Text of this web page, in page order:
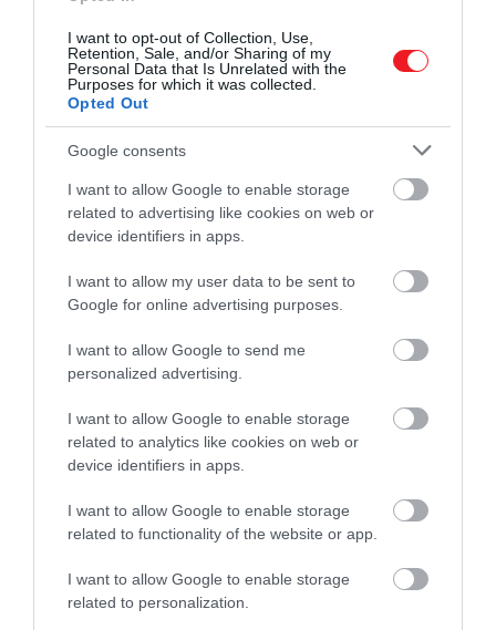
I want to opt-out of Collection, Use,
Retention, Sale, and/or Sharing of my
Personal Data that Is Unrelated with the
Purposes for which it was collected.
Opted Out
Google consents
I want to allow Google to enable storage
related to advertising like cookies on web or
device identifiers in apps.
I want to allow my user data to be sent to
Google for online advertising purposes.
I want to allow Google to send me
personalized advertising.
I want to allow Google to enable storage
related to analytics like cookies on web or
device identifiers in apps.
I want to allow Google to enable storage
related to functionality of the website or app.
I want to allow Google to enable storage
related to personalization.
minden apró, rezgő húrokból áll. Feltételezi azt is,
hogy az általunk tapasztaltnál több dimenzió
létezik. Ezek az extra dimenziók olyan sűrűn vannak
egymás mellé tömörítve, hogy nem vesszük észre
mindet. Az egyes tömörítési módok különböző
mikrofizikai világegyetemeket hozhatnak létre.
Ha a fizikai valóság valóban ilyen, akkor van
más fizikával rendelkező −, univerzumokat
kutassunk, és megvizsgáljuk, milyen paraméterek
melyek vezetnének steril kozmoszokhoz.
eredmények szerint olyan univerzumokat is el lehet
képzelni, amelyek még a miénknél is jobban
„finomhangolása" azonban a legtöbbször halva
született univerzumot eredményezne.
Először a kopernikuszi felismerés következett be,
miszerint nem a Föld a Naprendszer középpontja.